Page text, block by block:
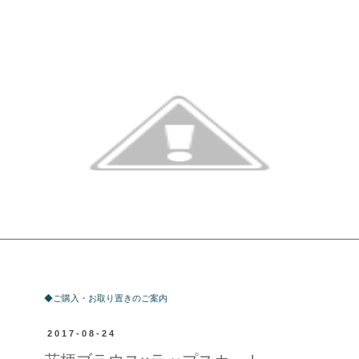
◆ご購入・お取り置きのご案内
2017-08-24